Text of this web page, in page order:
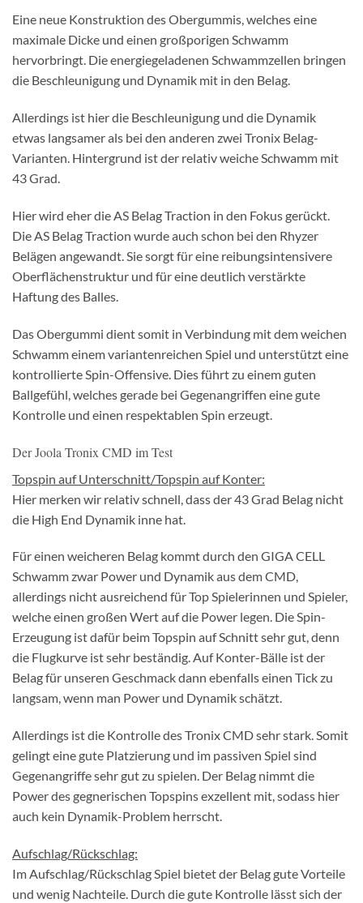
Eine neue Konstruktion des Obergummis, welches eine
maximale Dicke und einen großporigen Schwamm
hervorbringt. Die energiegeladenen Schwammzellen bringen
die Beschleunigung und Dynamik mit in den Belag.
Allerdings ist hier die Beschleunigung und die Dynamik
etwas langsamer als bei den anderen zwei Tronix Belag-
Varianten. Hintergrund ist der relativ weiche Schwamm mit
43 Grad.
Hier wird eher die AS Belag Traction in den Fokus gerückt.
Die AS Belag Traction wurde auch schon bei den Rhyzer
Belägen angewandt. Sie sorgt für eine reibungsintensivere
Oberflächenstruktur und für eine deutlich verstärkte
Haftung des Balles.
Das Obergummi dient somit in Verbindung mit dem weichen
Schwamm einem variantenreichen Spiel und unterstützt eine
kontrollierte Spin-Offensive. Dies führt zu einem guten
Ballgefühl, welches gerade bei Gegenangriffen eine gute
Kontrolle und einen respektablen Spin erzeugt.
Der Joola Tronix CMD im Test
Topspin auf Unterschnitt/Topspin auf Konter:
Hier merken wir relativ schnell, dass der 43 Grad Belag nicht
die High End Dynamik inne hat.
Für einen weicheren Belag kommt durch den GIGA CELL
Schwamm zwar Power und Dynamik aus dem CMD,
allerdings nicht ausreichend für Top Spielerinnen und Spieler,
welche einen großen Wert auf die Power legen. Die Spin-
Erzeugung ist dafür beim Topspin auf Schnitt sehr gut, denn
die Flugkurve ist sehr beständig. Auf Konter-Bälle ist der
Belag für unseren Geschmack dann ebenfalls einen Tick zu
langsam, wenn man Power und Dynamik schätzt.
Allerdings ist die Kontrolle des Tronix CMD sehr stark. Somit
gelingt eine gute Platzierung und im passiven Spiel sind
Gegenangriffe sehr gut zu spielen. Der Belag nimmt die
Power des gegnerischen Topspins exzellent mit, sodass hier
auch kein Dynamik-Problem herrscht.
Aufschlag/Rückschlag:
Im Aufschlag/Rückschlag Spiel bietet der Belag gute Vorteile
und wenig Nachteile. Durch die gute Kontrolle lässt sich der